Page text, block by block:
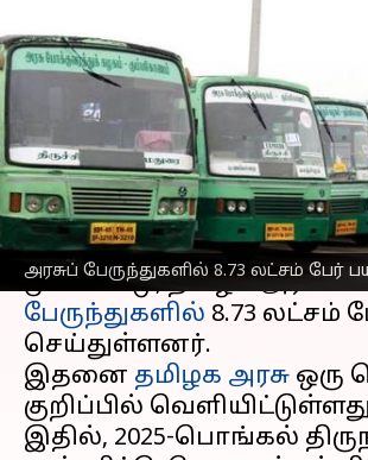
அரசுப் பேருந்துகளில் 8.73 லட்சம் பேர்
பொங்கலை
அரசுப்
லட்சம் பேர்
எழுதியவர் Venkatalakshmi V Jan 17, 2025
செய்தி முன்னோட்டம்
தமிழ்நாட்டில் பொங்கல்
முன்னிட்டு, தமிழக அரசுப்
பேருந்துகளில் 8.73 லட்சம்
செய்துள்ளனர்.
இதனை தமிழக அரசு ஒரு
குறிப்பில்
இதில், 2025-பொங்கல்